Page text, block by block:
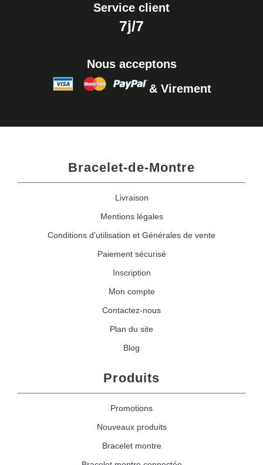
Service client
7j/7
Nous acceptons
& Virement
Bracelet-de-Montre
Livraison
Mentions légales
Conditions d'utilisation et Générales de vente
Paiement sécurisé
Inscription
Mon compte
Contactez-nous
Plan du site
Blog
Produits
Promotions
Nouveaux produits
Bracelet montre